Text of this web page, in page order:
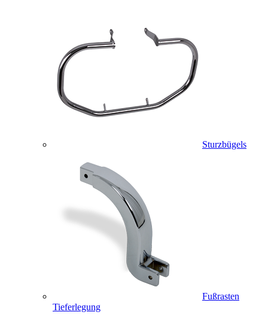
Sturzbügels
Fußrasten
Tieferlegung